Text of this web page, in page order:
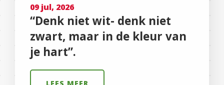
09 jul, 2026
“Denk niet wit- denk niet
zwart, maar in de kleur van
je hart”.
LEES MEER